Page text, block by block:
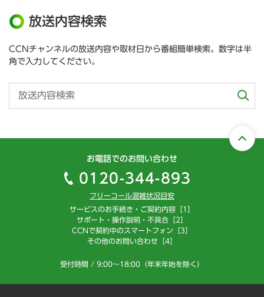
放送内容検索
CCNチャンネルの放送内容や取材日から番組簡単検索。数字は半
角で入力してください。
お電話でのお問い合わせ
0120-344-893
フリーコール混雑状況目安
サービスのお手続き・ご契約内容［1］
サポート・操作説明・不具合［2］
CCNで契約中のスマートフォン［3］
その他のお問い合わせ［4］
受付時間 / 9:00～18:00（年末年始を除く）